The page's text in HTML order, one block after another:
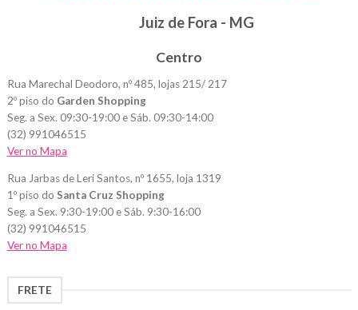
escolhidas
na
página
Juiz de Fora - MG
Centro
Rua Marechal Deodoro, nº 485, lojas 215/ 217
2º piso do Garden Shopping
Seg. a Sex. 09:30-19:00 e Sáb. 09:30-14:00
(32) 991046515
Ver no Mapa
Rua Jarbas de Leri Santos, nº 1655, loja 1319
1º piso do Santa Cruz Shopping
Seg. a Sex. 9:30-19:00 e Sáb. 9:30-16:00
(32) 991046515
Ver no Mapa
FRETE